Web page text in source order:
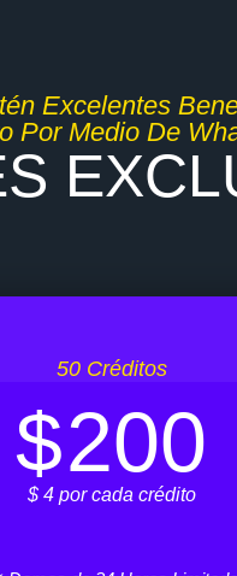
Excelentes
Por Medio De
50 Créditos
$200
$ 4 por cada crédito